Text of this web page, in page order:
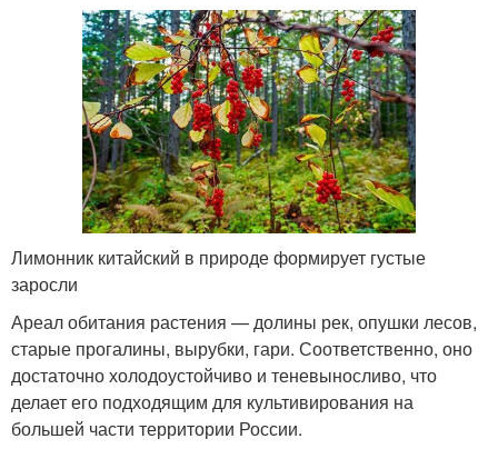
Лимонник китайский в природе формирует густые
заросли
Ареал обитания растения — долины рек, опушки лесов,
старые прогалины, вырубки, гари. Соответственно, оно
достаточно холодоустойчиво и теневыносливо, что
делает его подходящим для культивирования на
большей части территории России.